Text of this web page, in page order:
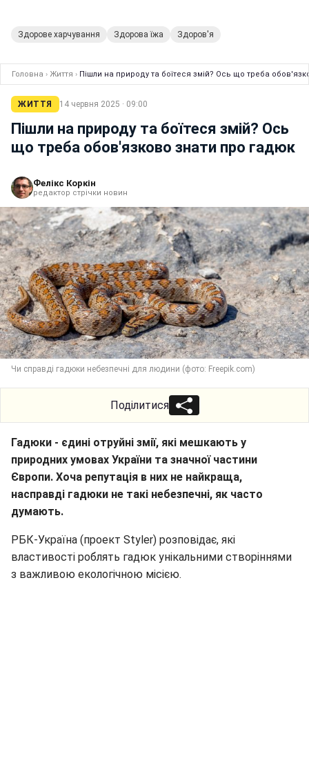
Здорове харчування Здорова їжа Здоров'я
Головна › Життя › Пішли на природу та боїтеся змій? Ось що треба
ЖИТТЯ 14 червня 2025 · 09:00
Пішли на природу та боїтеся змій? Ось
що треба обов'язково знати про гадюк
Фелікс Коркін
редактор стрічки новин
Чи справді гадюки небезпечні для людини (фото: Freepik.com)
Поділитися
Гадюки - єдині отруйні змії, які мешкають у
природних умовах України та значної частини
Європи. Хоча репутація в них не найкраща,
насправді гадюки не такі небезпечні, як часто
думають.
РБК-Україна (проект Styler) розповідає, які
властивості роблять гадюк унікальними створіннями
з важливою екологічною місією.